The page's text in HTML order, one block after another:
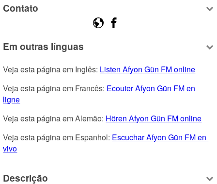
Contato
Em outras línguas
Veja esta página em Inglês: Listen Afyon Gün FM online
Veja esta página em Francês: Ecouter Afyon Gün FM en
ligne
Veja esta página em Alemão: Hören Afyon Gün FM online
Veja esta página em Espanhol: Escuchar Afyon Gün FM en
vivo
Descrição